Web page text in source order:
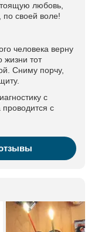
любовь,
по своей воле!
человека верну
жизни тот
Сниму порчу,
с
с